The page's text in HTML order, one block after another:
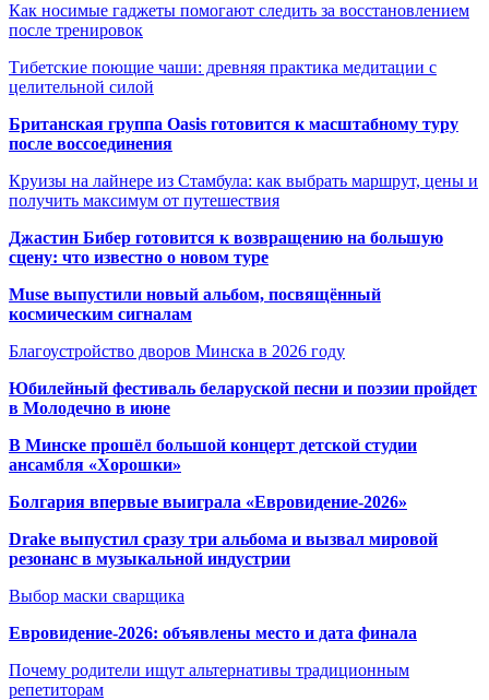
Как носимые гаджеты помогают следить за восстановлением
после тренировок
Тибетские поющие чаши: древняя практика медитации с
целительной силой
Британская группа Oasis готовится к масштабному туру
после воссоединения
Круизы на лайнере из Стамбула: как выбрать маршрут, цены и
получить максимум от путешествия
Джастин Бибер готовится к возвращению на большую
сцену: что известно о новом туре
Muse выпустили новый альбом, посвящённый
космическим сигналам
Благоустройство дворов Минска в 2026 году
Юбилейный фестиваль беларуской песни и поэзии пройдет
в Молодечно в июне
В Минске прошёл большой концерт детской студии
ансамбля «Хорошки»
Болгария впервые выиграла «Евровидение-2026»
Drake выпустил сразу три альбома и вызвал мировой
резонанс в музыкальной индустрии
Выбор маски сварщика
Евровидение-2026: объявлены место и дата финала
Почему родители ищут альтернативы традиционным
репетиторам